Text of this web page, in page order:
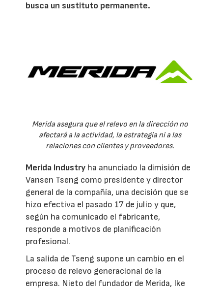
busca un sustituto permanente.
Merida asegura que el relevo en la dirección no
afectará a la actividad, la estrategia ni a las
relaciones con clientes y proveedores.
Merida Industry ha anunciado la dimisión de
Vansen Tseng como presidente y director
general de la compañía, una decisión que se
hizo efectiva el pasado 17 de julio y que,
según ha comunicado el fabricante,
responde a motivos de planificación
profesional.
La salida de Tseng supone un cambio en el
proceso de relevo generacional de la
empresa. Nieto del fundador de Merida, Ike